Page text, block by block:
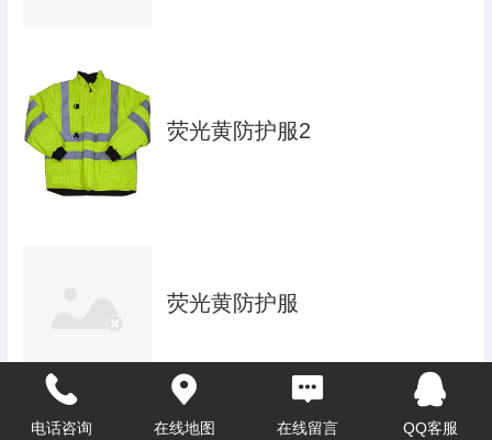
荧光黄防护服2
荧光黄防护服
电话咨询 在线地图 在线留言 QQ客服